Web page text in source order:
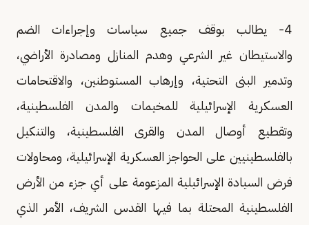
4- يطالب بوقف جميع سياسات وإجراءات الضم
والاستيطان غير الشرعي وهدم المنازل ومصادرة الأراضي،
وتدمير البنى التحتية، وإرهاب المستوطنين، والاقتحامات
العسكرية الإسرائيلية للمخيمات والمدن الفلسطينية،
وتقطيع أوصال المدن والقرى الفلسطينية، والتنكيل
بالفلسطينيين على الحواجز العسكرية الإسرائيلية، ومحاولات
فرض السيادة الإسرائيلية المزعومة على أي جزء من الأرض
الفلسطينية المحتلة بما فيها القدس الشريف، الأمر الذي